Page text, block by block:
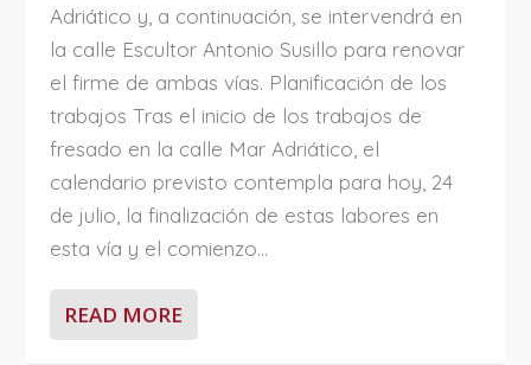
Adriático y, a continuación, se intervendrá en
la calle Escultor Antonio Susillo para renovar
el firme de ambas vías. Planificación de los
trabajos Tras el inicio de los trabajos de
fresado en la calle Mar Adriático, el
calendario previsto contempla para hoy, 24
de julio, la finalización de estas labores en
esta vía y el comienzo...
READ MORE